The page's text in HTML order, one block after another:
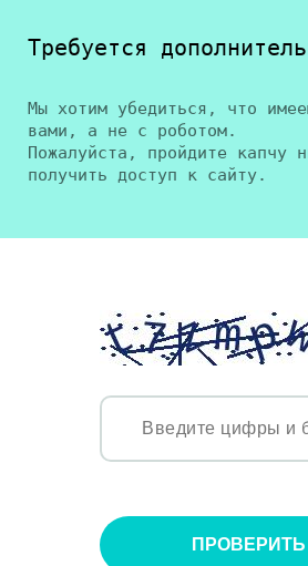
Требуется
Мы хотим убедиться, что
вами, а не с роботом.
Пожалуйста, пройдите капчу
получить доступ к сайту.
ПРОВЕРИТЬ